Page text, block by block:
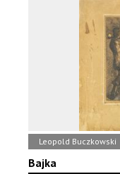
Leopold Buczkowski
Bajka